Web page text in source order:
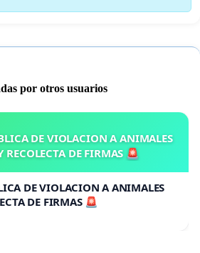
por otros usuarios
DE VIOLACION A ANIMALES
RECOLECTA DE FIRMAS 🚨
DE VIOLACION A ANIMALES
DE FIRMAS 🚨